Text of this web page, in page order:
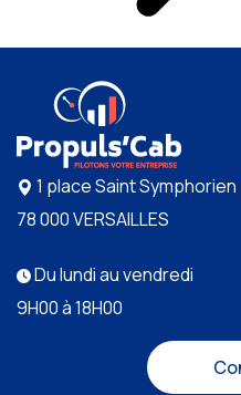
1 place Saint Symphorien
78 000 VERSAILLES
Du lundi au vendredi
9H00 à 18H00